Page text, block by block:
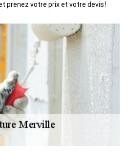
prenez votre prix et votre devis !